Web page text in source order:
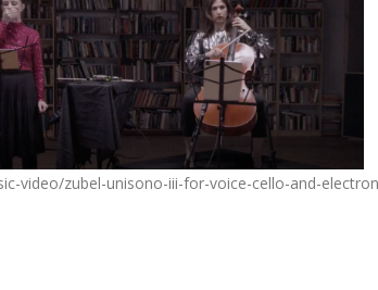
video/zubel-unisono-iii-for-voice-cello-and-